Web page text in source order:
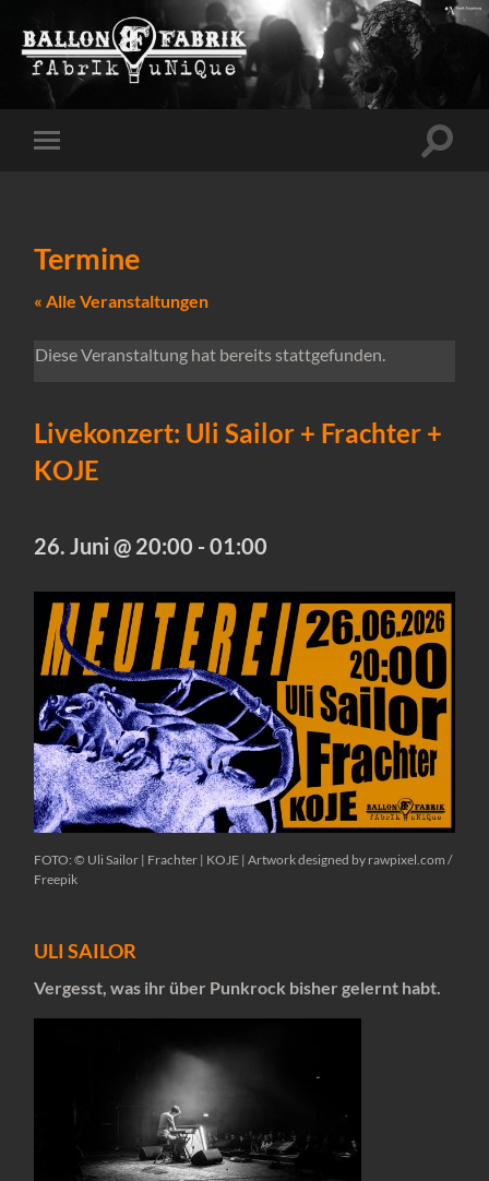
Mobile-
Termine
« Alle Veranstaltungen
Diese Veranstaltung hat bereits stattgefunden.
Livekonzert: Uli Sailor + Frachter +
KOJE
26. Juni @ 20:00 -01:00
FOTO: © Uli Sailor | Frachter | KOJE | Artwork designed by rawpixel.com /
Freepik
ULI SAILOR
Vergesst, was ihr über Punkrock bisher gelernt habt.